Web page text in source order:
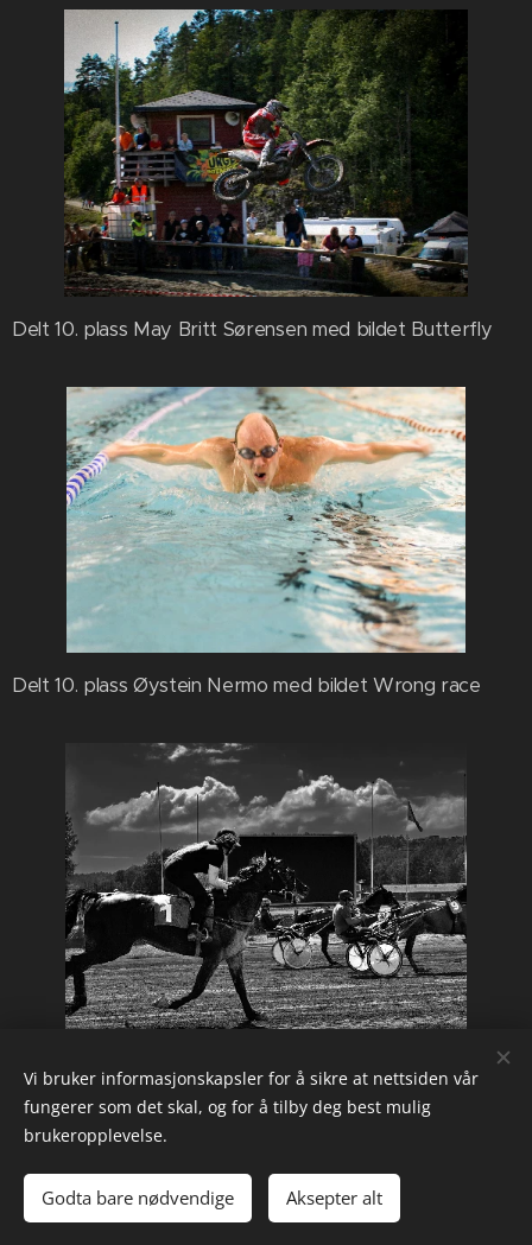
Delt 10. plass May Britt Sørensen med bildet Butterfly
Delt 10. plass Øystein Nermo med bildet Wrong race
Informasjonskapsler
Vi bruker informasjonskapsler for å sikre at nettsiden vår
fungerer som det skal, og for å tilby deg best mulig
brukeropplevelse.
Godta bare nødvendige Aksepter alt